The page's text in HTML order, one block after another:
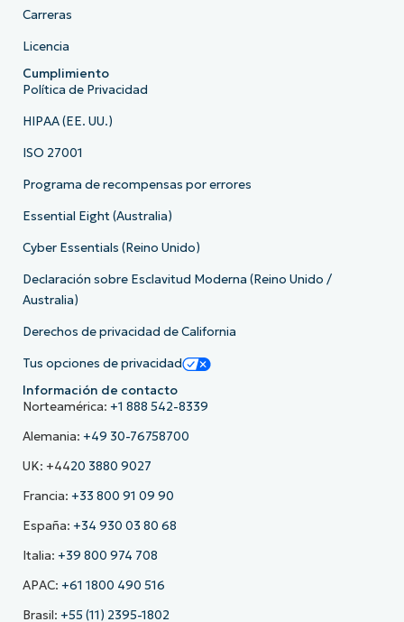
Carreras
Licencia
Cumplimiento
Política de Privacidad
HIPAA (EE. UU.)
ISO 27001
Programa de recompensas por errores
Essential Eight (Australia)
Cyber Essentials (Reino Unido)
Declaración sobre Esclavitud Moderna (Reino Unido /
Australia)
Derechos de privacidad de California
Tus opciones de privacidad
Información de contacto
Norteamérica: +1 888 542-8339
Alemania: +49 30-76758700
UK: +4420 3880 9027
Francia: +33 800 91 09 90
España: +34 930 03 80 68
Italia: +39 800 974 708
APAC: +61 1800 490 516
Brasil: +55 (11) 2395-1802